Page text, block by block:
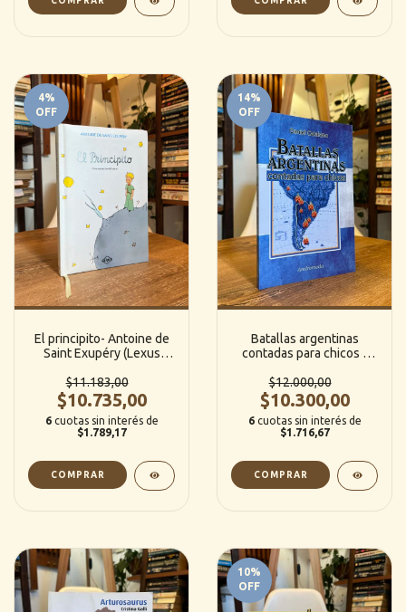
4%
OFF
El principito- Antoine de
Saint Exupéry (Lexus
$11.183,00
$10.735,00
6 cuotas sin interés de
$1.789,17
14%
OFF
Batallas argentinas
contadas para chicos -
(Andrómeda Editorial)
$12.000,00
$10.300,00
6 cuotas sin interés de
$1.716,67
10%
OFF